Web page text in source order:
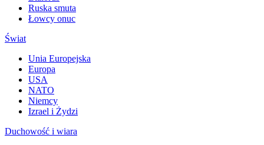
Ruska smuta
Łowcy onuc
Świat
Unia Europejska
Europa
USA
NATO
Niemcy
Izrael i Żydzi
Duchowość i wiara